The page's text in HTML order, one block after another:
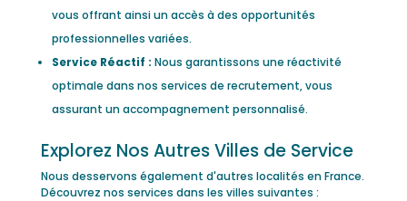
vous offrant ainsi un accès à des opportunités
professionnelles variées.
Service Réactif : Nous garantissons une réactivité
optimale dans nos services de recrutement, vous
assurant un accompagnement personnalisé.
Explorez Nos Autres Villes de Service
Nous desservons également d'autres localités en France.
Découvrez nos services dans les villes suivantes :